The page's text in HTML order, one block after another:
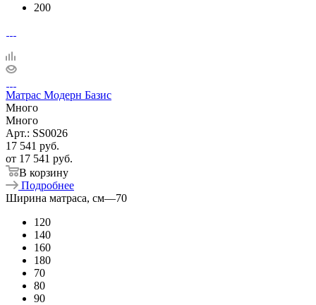
200
Матрас Модерн Базис
Много
Много
Арт.: SS0026
17 541 руб.
от 17 541 руб.
В корзину
Подробнее
Ширина матраса, см—70
120
140
160
180
70
80
90